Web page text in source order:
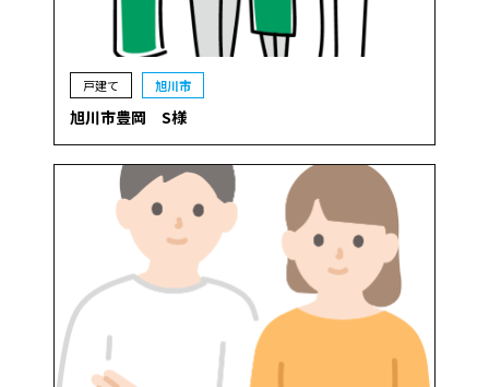
戸建て 旭川市
旭川市豊岡 S様